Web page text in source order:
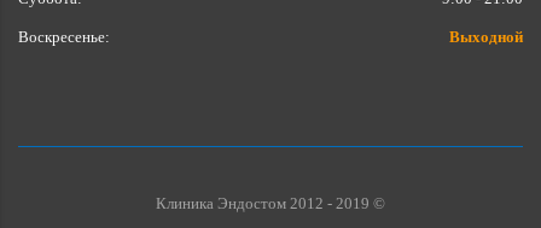
Воскресенье: Выходной
Клиника Эндостом 2012 - 2019 ©